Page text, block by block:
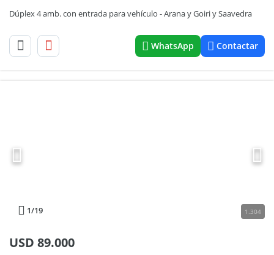
Dúplex 4 amb. con entrada para vehículo - Arana y Goiri y Saavedra
WhatsApp Contactar
1/19 1.304
USD 89.000